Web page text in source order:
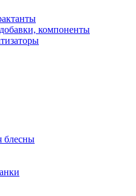
компоненты
блесны